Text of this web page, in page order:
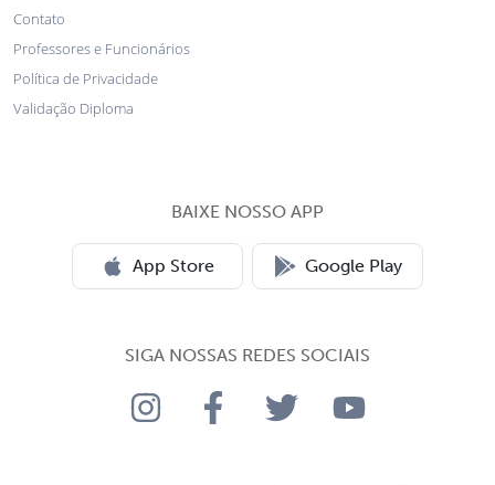
Contato
Professores e Funcionários
Política de Privacidade
Validação Diploma
BAIXE NOSSO APP
App Store Google Play
SIGA NOSSAS REDES SOCIAIS